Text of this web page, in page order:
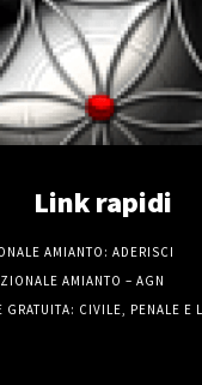
Link rapidi
AMIANTO: ADERISCI
AMIANTO – AGN
GRATUITA: CIVILE, PENALE E